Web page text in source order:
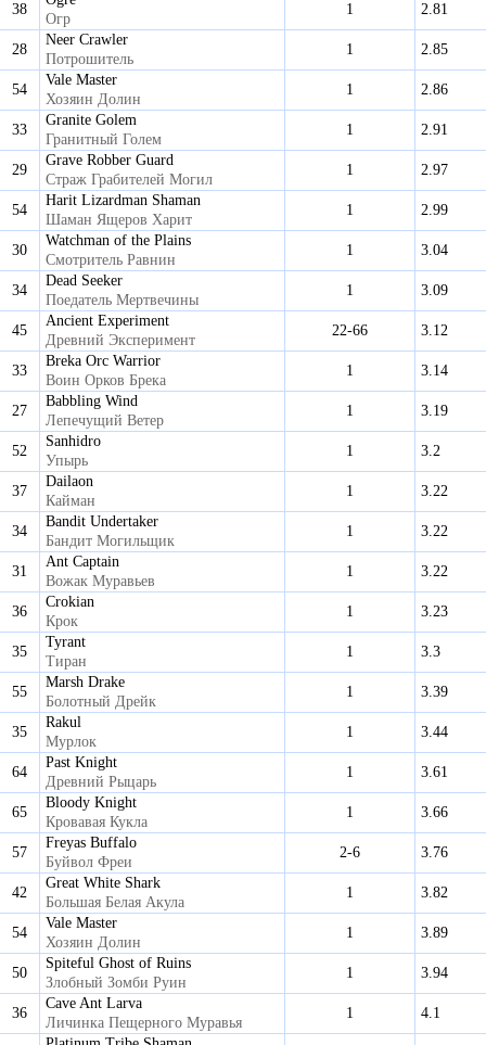
38
Огр
1 2.81
28
Neer Crawler
Потрошитель
1 2.85
54
Vale Master
Хозяин Долин
1 2.86
33
Granite Golem
Гранитный Голем
1 2.91
29
Grave Robber Guard
Страж Грабителей Могил
1 2.97
54
Harit Lizardman Shaman
Шаман Ящеров Харит
1 2.99
30
Watchman of the Plains
Смотритель Равнин
1 3.04
34
Dead Seeker
Поедатель Мертвечины
1 3.09
45
Ancient Experiment
Древний Эксперимент
22-66 3.12
33
Breka Orc Warrior
Воин Орков Брека
1 3.14
27
Babbling Wind
Лепечущий Ветер
1 3.19
52
Sanhidro
Упырь
1 3.2
37
Dailaon
Кайман
1 3.22
34
Bandit Undertaker
Бандит Могильщик
1 3.22
31
Ant Captain
Вожак Муравьев
1 3.22
36
Crokian
Крок
1 3.23
35
Tyrant
Тиран
1 3.3
55
Marsh Drake
Болотный Дрейк
1 3.39
35
Rakul
Мурлок
1 3.44
64
Past Knight
Древний Рыцарь
1 3.61
65
Bloody Knight
Кровавая Кукла
1 3.66
57
Freyas Buffalo
Буйвол Фреи
2-6 3.76
42
Great White Shark
Большая Белая Акула
1 3.82
54
Vale Master
Хозяин Долин
1 3.89
50
Spiteful Ghost of Ruins
Злобный Зомби Руин
1 3.94
36
Cave Ant Larva
Личинка Пещерного Муравья
1
4.1